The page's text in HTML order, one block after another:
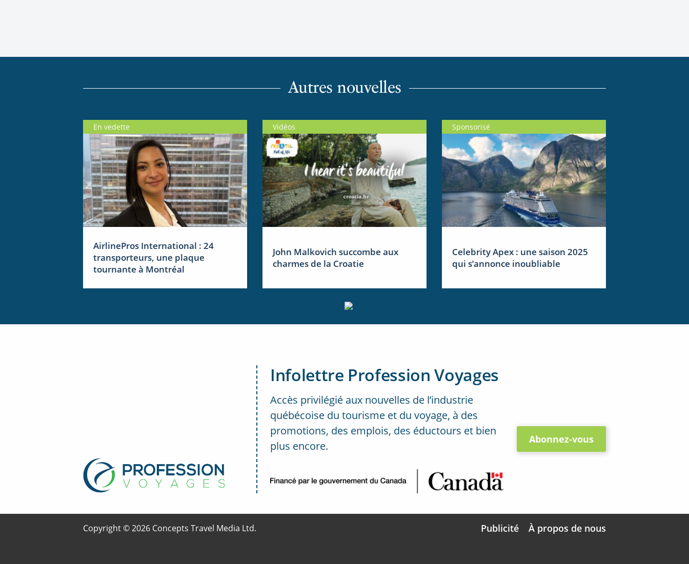
Autres nouvelles
En vedette
AirlinePros International : 24
transporteurs, une plaque
tournante à Montréal
Vidéos
John Malkovich succombe aux
charmes de la Croatie
Sponsorisé
Celebrity Apex : une saison 2025
qui s’annonce inoubliable
Infolettre Profession Voyages
Accès privilégié aux nouvelles de l’industrie
québécoise du tourisme et du voyage, à des
promotions, des emplois, des éductours et bien
plus encore.
Abonnez-vous
Copyright © 2026 Concepts Travel Media Ltd. Publicité À propos de nous